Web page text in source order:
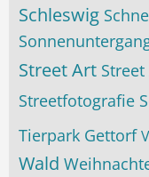
Schleswig
Street Art
Streetfotografie
Tierpark Gettorf
Wald